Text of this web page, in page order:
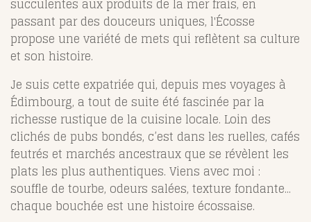
succulentes aux produits de la mer frais, en
passant par des douceurs uniques, l'Écosse
propose une variété de mets qui reflètent sa culture
et son histoire.
Je suis cette expatriée qui, depuis mes voyages à
Édimbourg, a tout de suite été fascinée par la
richesse rustique de la cuisine locale. Loin des
clichés de pubs bondés, c’est dans les ruelles, cafés
feutrés et marchés ancestraux que se révèlent les
plats les plus authentiques. Viens avec moi :
souffle de tourbe, odeurs salées, texture fondante...
chaque bouchée est une histoire écossaise.